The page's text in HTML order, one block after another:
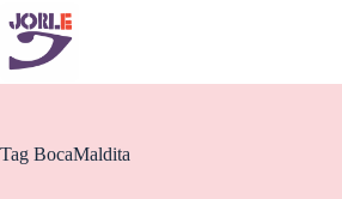
Pular
para
conteúdo
Tag BocaMaldita